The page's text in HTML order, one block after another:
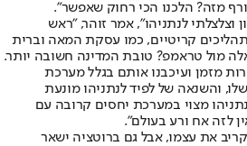
מזה? הלכנו הכי רחוק שאפשר".
וצלצלתי לנתניהו", אמר זוהר, "ראש
קריטיים, כמו עסקת המאה וברית
מול טראמפ? טובת המדינה חשובה יותר.
מזמן ועיכבנו אותם בגלל מערכת
והשנאה של לפיד לנתניהו מונעת
מצוי במערכת יחסים קרובה עם
לזה אח ורע בעולם".
את עצמו, אבל גם ברוטציה ישאר